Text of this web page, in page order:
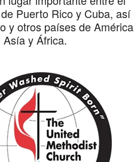
Puerto Rico y Cuba, así
y otros países de América
y África.